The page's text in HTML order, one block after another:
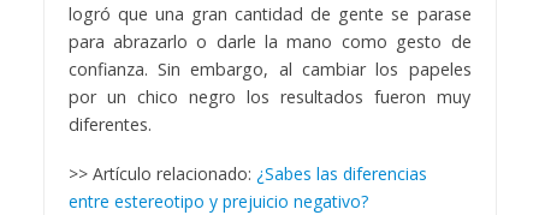
logró que una gran cantidad de gente se parase
para abrazarlo o darle la mano como gesto de
confianza. Sin embargo, al cambiar los papeles
por un chico negro los resultados fueron muy
diferentes.
>> Artículo relacionado: ¿Sabes las diferencias
entre estereotipo y prejuicio negativo?